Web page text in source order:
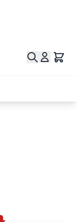
Suche